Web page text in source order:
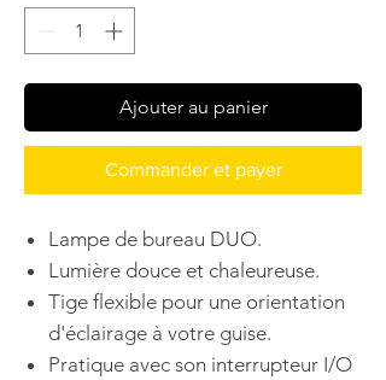
Ajouter au panier
Commander et payer
Lampe de bureau DUO.
Lumière douce et chaleureuse.
Tige flexible pour une orientation
d'éclairage à votre guise.
Pratique avec son interrupteur I/O